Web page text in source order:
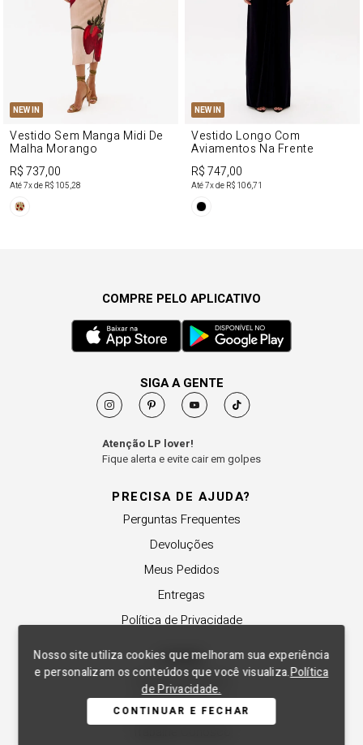
Nosso site utiliza cookies que melhoram sua experiência
e personalizam os conteúdos que você visualiza.Política
de Privacidade.
CONTINUAR E FECHAR
NEW IN
Vestido Sem Manga Midi De
Malha Morango
R$ 737,00
Até7x de R$ 105,28
NEW IN
Vestido Longo Com
Aviamentos Na Frente
R$ 747,00
Até7x de R$ 106,71
PRECISA DE AJUDA?
Perguntas Frequentes
Devoluções
Meus Pedidos
Entregas
Política de Privacidade
SOBRE
A Lança Perfume
Revender a Marca
COMPRE PELO APLICATIVO
SIGA A GENTE
Atenção LP lover!
Fique alerta e evite cair em golpes